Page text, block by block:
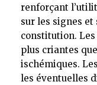
renforçant
sur les signes et
constitution.
plus criantes
ischémiques.
les éventuelles